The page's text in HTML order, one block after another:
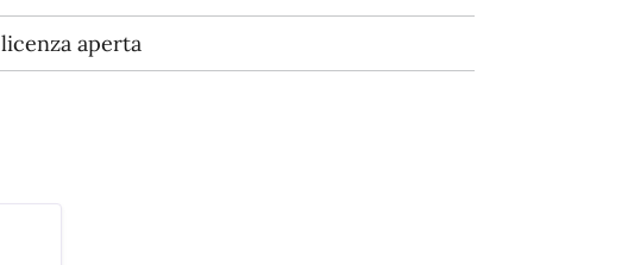
licenza aperta